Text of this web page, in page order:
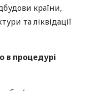
країни,
та ліквідації
в процедурі